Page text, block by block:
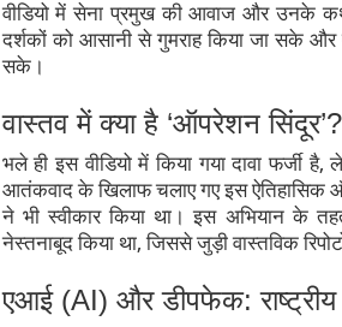
वीडियो में सेना प्रमुख की आवाज और उनके
दर्शकों को आसानी से गुमराह किया जा सके और
सके।
वास्तव में क्या है ‘ऑपरेशन सिंदूर’?
भले ही इस वीडियो में किया गया दावा फर्जी है,
आतंकवाद के खिलाफ चलाए गए इस ऐतिहासिक
ने भी स्वीकार किया था। इस अभियान के
नेस्तनाबूद किया था, जिससे जुड़ी वास्तविक
एआई (AI) और डीपफेक: राष्ट्रीय